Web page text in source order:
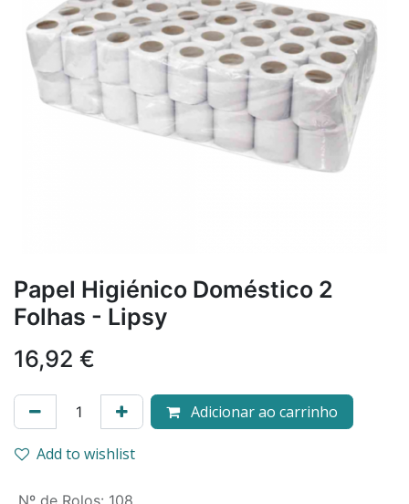
Papel Higiénico Doméstico 2
Folhas - Lipsy
16,92 €
Adicionar ao carrinho
Add to wishlist
Nº de Rolos: 108